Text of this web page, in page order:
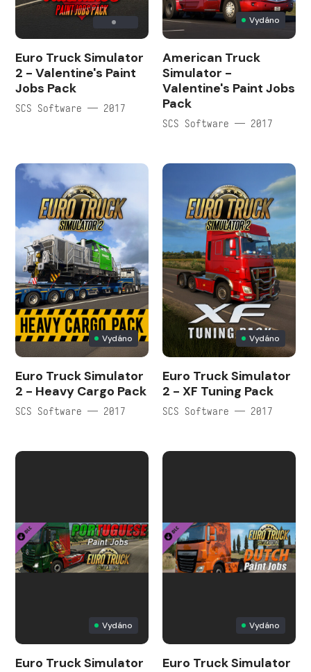
Euro Truck Simulator
2 - Valentine's Paint
Jobs Pack
SCS Software — 2017
Vydáno
American Truck
Simulator -
Valentine's Paint Jobs
Pack
SCS Software — 2017
Vydáno
Euro Truck Simulator
2 - Heavy Cargo Pack
SCS Software — 2017
Vydáno
Euro Truck Simulator
2 - XF Tuning Pack
SCS Software — 2017
Vydáno
Euro Truck Simulator
Vydáno
Euro Truck Simulator